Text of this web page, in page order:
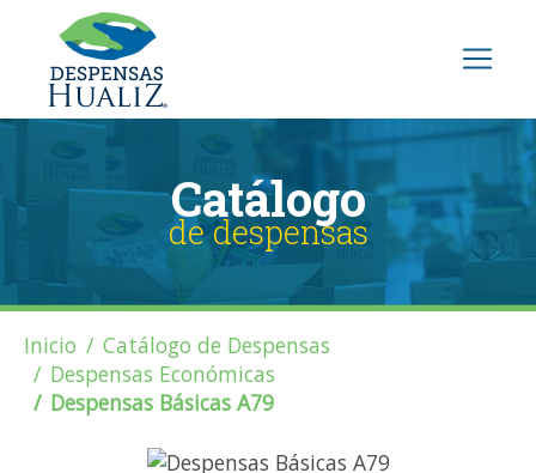
Catálogo
de despensas
Inicio
Catálogo de Despensas
Despensas Económicas
Despensas Básicas A79